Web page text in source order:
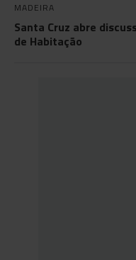
MADEIRA
Santa Cruz abre
de Habitação